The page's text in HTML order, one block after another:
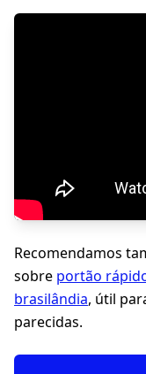
Recomendamos
sobre portão
brasilândia, útil
parecidas.